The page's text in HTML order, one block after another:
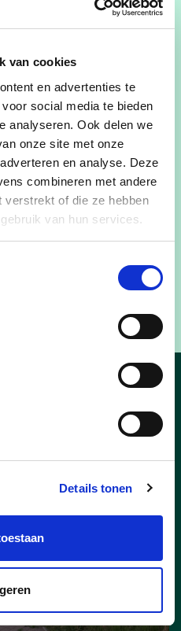
van cookies
en advertenties te
social media te bieden
analyseren. Ook delen we
onze site met onze
en analyse. Deze
combineren met andere
verstrekt of die ze hebben
van hun services.
Details tonen
samen met de
van 28 maart nog
werd
te staan voor het
bekijken.
ingelicht zal
worden besproken.